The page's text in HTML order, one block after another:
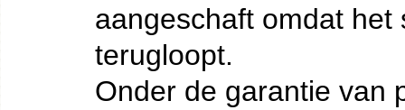
aangeschaft omdat
terugloopt.
Onder de garantie van